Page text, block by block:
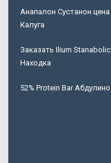
Анапалон Сустанон цена
Калуга
Заказать Ilium Stanabolic
Находка
52% Protein Bar Абдулино